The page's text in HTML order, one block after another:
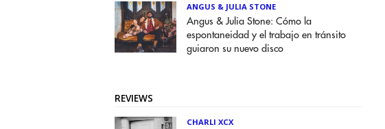
ANGUS & JULIA STONE
Angus & Julia Stone: Cómo la
espontaneidad y el trabajo en tránsito
guiaron su nuevo disco
REVIEWS
CHARLI XCX